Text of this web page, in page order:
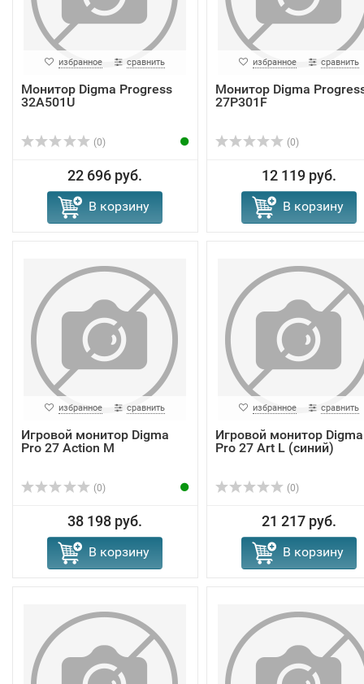
избранное сравнить
Монитор Digma Progress
32A501U
(0)
22 696 руб.
В корзину
избранное сравнить
Монитор Digma
27P301F
(0)
12 119 руб.
В корзину
избранное сравнить
Игровой монитор Digma
Pro 27 Action M
(0)
38 198 руб.
В корзину
избранное сравнить
Игровой монитор Digma
Pro 27 Art L (синий)
(0)
21 217 руб.
В корзину